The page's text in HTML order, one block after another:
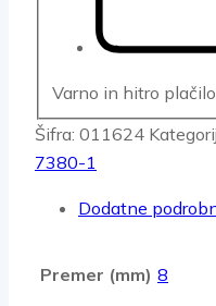
Varno in hitro plačilo
Šifra: 011624
7380-1
Dodatne
Premer (mm) 8